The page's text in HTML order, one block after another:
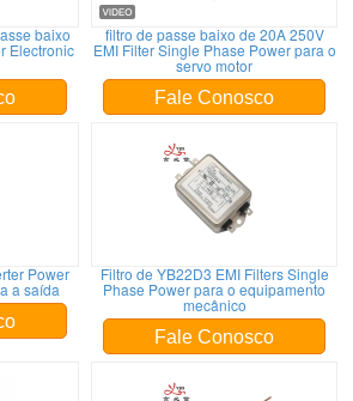
baixo
Electronic
filtro de passe baixo de 20A 250V
EMI Filter Single Phase Power para o
servo motor
Fale Conosco
Power
a saída
Filtro de YB22D3 EMI Filters Single
Phase Power para o equipamento
mecânico
Fale Conosco